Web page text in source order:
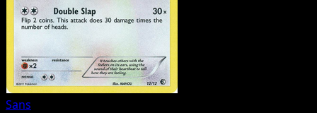
Sans